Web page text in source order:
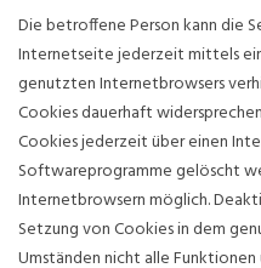
Die betroffene Person kann die
Internetseite jederzeit mittels
genutzten Internetbrowsers
Cookies dauerhaft
Cookies jederzeit über einen
Softwareprogramme gelöscht
Internetbrowsern möglich.
Setzung von Cookies in dem
Umständen nicht alle